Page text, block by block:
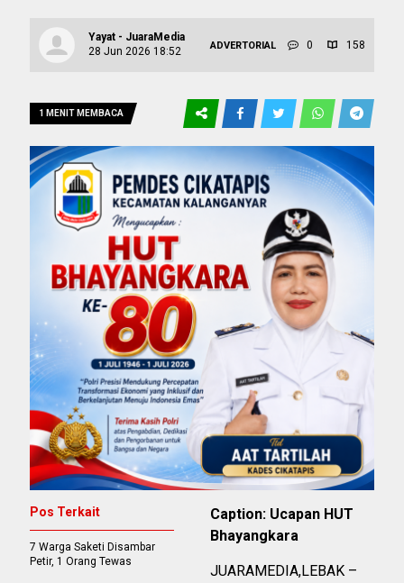
Yayat - JuaraMedia
28 Jun 2026 18:52
ADVERTORIAL 0 158
1 MENIT MEMBACA
Caption: Ucapan HUT
Bhayangkara
JUARAMEDIA,LEBAK –
Pos Terkait
7 Warga Saketi Disambar
Petir, 1 Orang Tewas